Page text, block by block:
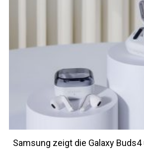
Samsung zeigt die Galaxy